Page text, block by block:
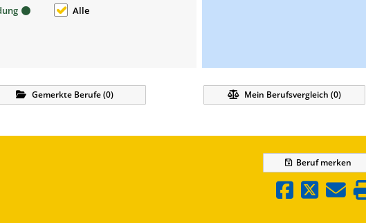
Alle
Gemerkte Berufe(0) Mein Berufsvergleich (0)
Berufmerken